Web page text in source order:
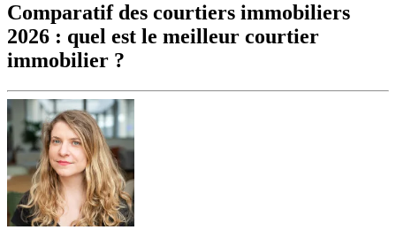
Comparatif des courtiers immobiliers
2026 : quel est le meilleur courtier
immobilier ?